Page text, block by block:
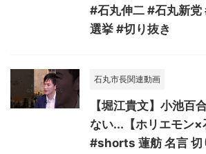
#石丸伸二 #石丸新党
選挙 #切り抜き
石丸市長関連動画
【堀江貴文】小池百
ない...【ホリエモン×
#shorts 蓮舫 名言 切